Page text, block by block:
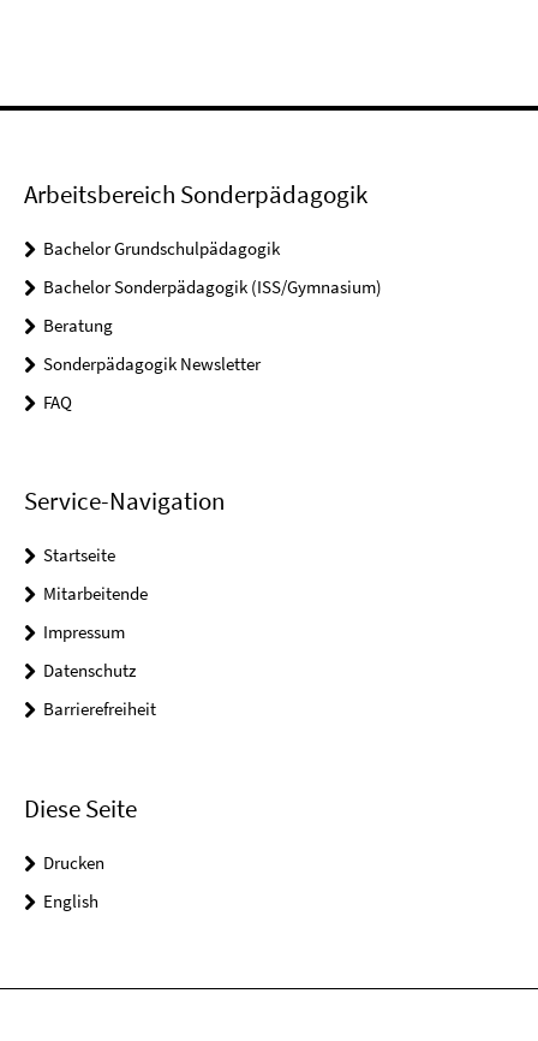
Arbeitsbereich Sonderpädagogik
Bachelor Grundschulpädagogik
Bachelor Sonderpädagogik (ISS/Gymnasium)
Beratung
Sonderpädagogik Newsletter
FAQ
Service-Navigation
Startseite
Mitarbeitende
Impressum
Datenschutz
Barrierefreiheit
Diese Seite
Drucken
English